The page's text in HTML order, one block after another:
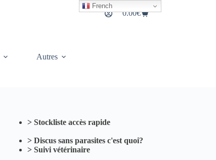
Panier
0.00€
Autres
> Stockliste accès rapide
> Discus sans parasites c'est quoi?
> Suivi vétérinaire
French